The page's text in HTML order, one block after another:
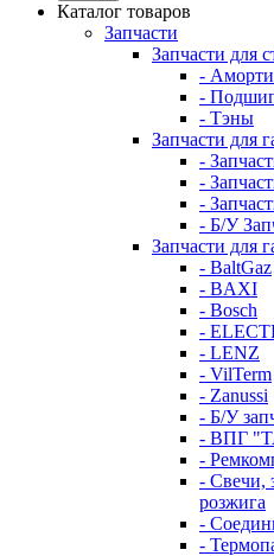
Каталог товаров
Запчасти
Запчасти для
-
-
- Тэны
Запчасти для
-
-
-
- Б/У
Запчасти для
- BaltGaz
- BAXI
- Bosch
-
- LENZ
- VilTerm
- Zanussi
- Б/У
- ВПГ
-
- Свечи,
розжига
-
-